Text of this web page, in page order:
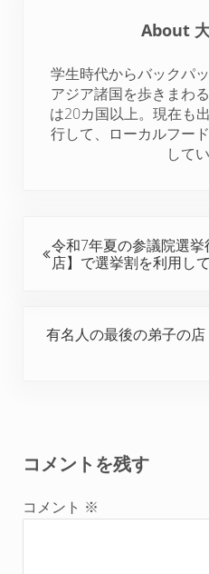
r
o
o
k
About
学生時代からバックパ
アジア諸国を歩きまわ
は20カ国以上。現在も
行して、ローカルフー
してい
令和7年夏の参議院選
店】で選挙割を利用し
有名人の最後の弟子の
コメントを残す
コメント ※